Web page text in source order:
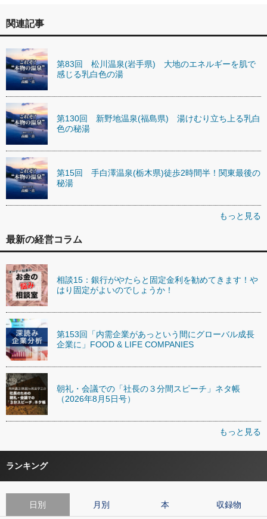
関連記事
第83回 松川温泉(岩手県) 大地のエネルギーを肌で
感じる乳白色の湯
第130回 新野地温泉(福島県) 湯けむり立ち上る乳白
色の秘湯
第15回 手白澤温泉(栃木県)徒歩2時間半！関東最後の
秘湯
もっと見る
最新の経営コラム
相談15：銀行がやたらと固定金利を勧めてきます！や
はり固定がよいのでしょうか！
第153回「内需企業があっという間にグローバル成長
企業に」FOOD & LIFE COMPANIES
朝礼・会議での「社長の３分間スピーチ」ネタ帳
（2026年8月5日号）
もっと見る
ランキング
日別 月別 本 収録物